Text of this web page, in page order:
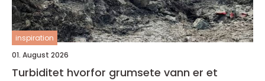
inspiration
01. August 2026
Turbiditet hvorfor grumsete vann er et